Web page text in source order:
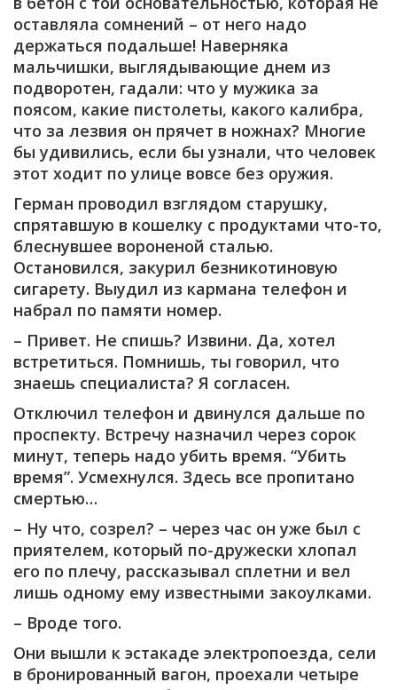
оставляла сомнений – от него надо
держаться подальше! Наверняка
мальчишки, выглядывающие днем из
подворотен, гадали: что у мужика за
поясом, какие пистолеты, какого калибра,
что за лезвия он прячет в ножнах? Многие
бы удивились, если бы узнали, что человек
этот ходит по улице вовсе без оружия.
Герман проводил взглядом старушку,
спрятавшую в кошелку с продуктами что-то,
блеснувшее вороненой сталью.
Остановился, закурил безникотиновую
сигарету. Выудил из кармана телефон и
набрал по памяти номер.
– Привет. Не спишь? Извини. Да, хотел
встретиться. Помнишь, ты говорил, что
знаешь специалиста? Я согласен.
Отключил телефон и двинулся дальше по
проспекту. Встречу назначил через сорок
минут, теперь надо убить время. “Убить
время”. Усмехнулся. Здесь все пропитано
смертью…
– Ну что, созрел? – через час он уже был с
приятелем, который по-дружески хлопал
его по плечу, рассказывал сплетни и вел
лишь одному ему известными закоулками.
– Вроде того.
Они вышли к эстакаде электропоезда, сели
в бронированный вагон, проехали четыре